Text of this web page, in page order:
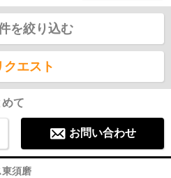
を絞り込む
クエスト
て
お問い合わせ
東須磨